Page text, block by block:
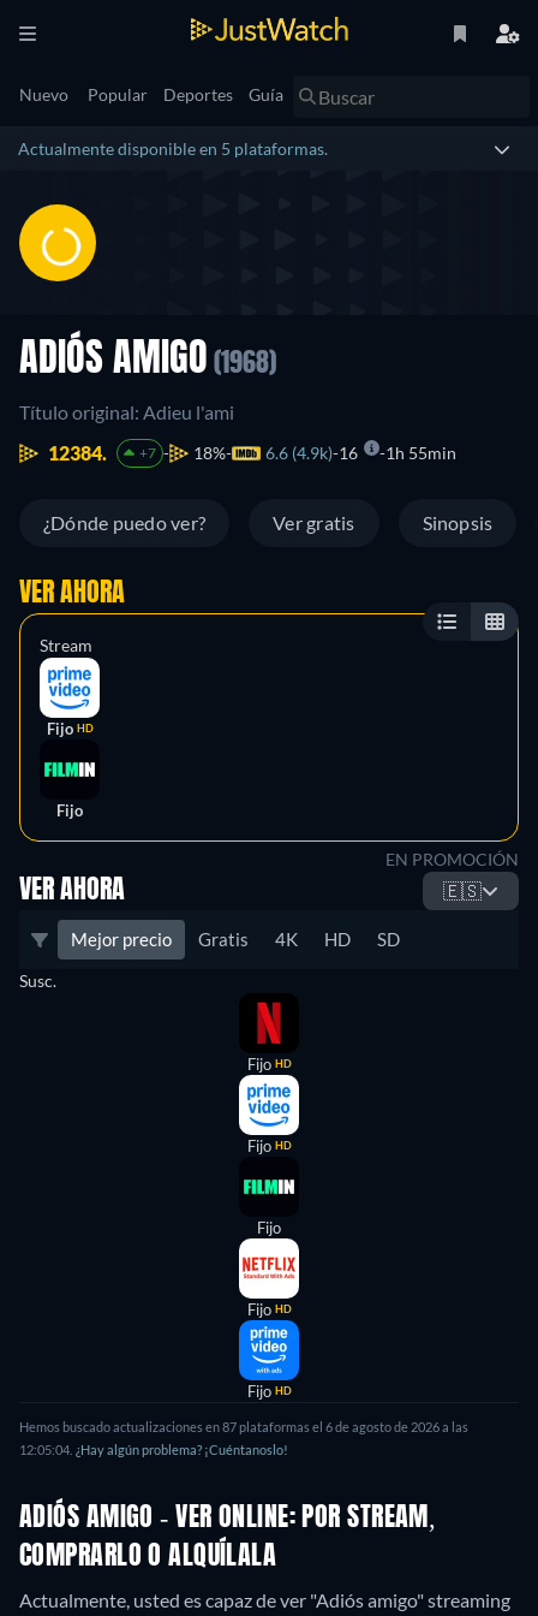
Nuevo Popular Deportes Guía
Actualmente disponible en 5 plataformas.
ADIÓS AMIGO (1968)
Título original: Adieu l'ami
12384.
+7 18% 6.6 (4.9k) 16 1h 55min
¿Dónde puedo ver? Ver gratis Sinopsis
VER AHORA
Stream
Fijo HD
Fijo
EN PROMOCIÓN
VER AHORA 🇪🇸
Mejor precio Gratis 4K HD SD
Susc.
Fijo HD
Fijo HD
Fijo
Fijo HD
Fijo HD
Hemos buscado actualizaciones en87plataformas el 6 de agosto de 2026a las
12:05:04 ¿Hay algún problema? ¡Cuéntanoslo!
ADIÓS AMIGO - VER ONLINE: POR STREAM,
COMPRARLO O ALQUÍLALA
Actualmente, usted es capaz de ver "Adiós amigo" streaming